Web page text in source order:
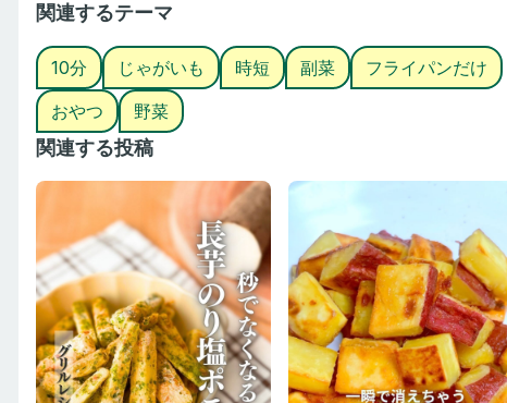
#時短レシピ #簡単料理レシピ #親子ごはんの悩みサポート #フライド
ポテト#じゃがいも
関連するテーマ
10分 じゃがいも 時短 副菜
フライパンだけ
おやつ
野菜
関連する投稿